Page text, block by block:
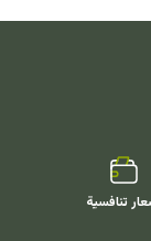
تنافسية